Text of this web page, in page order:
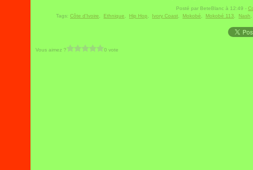
Posté par BeteBlanc à 12:49 -
Tags: Côte d'Ivoire Ethnique Hip Hop Ivory Coast Mokobé Mokobé 113 Nash
Vous aimez ? 0 vote